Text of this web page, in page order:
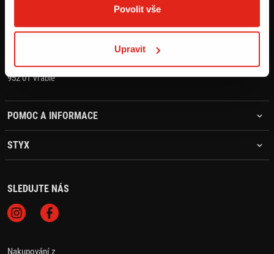
Povolit vše
Upravit
952 01 Vráble
POMOC A INFORMACE
STYX
SLEDUJTE NÁS
Nakupování z